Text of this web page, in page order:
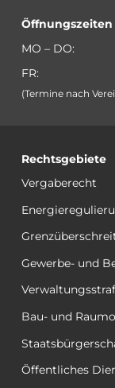
Öffnungszeiten
MO – DO:
FR:
(Termine nach
Rechtsgebiete
Vergaberecht
Gewerbe- und
Bau- und
Öffentliches